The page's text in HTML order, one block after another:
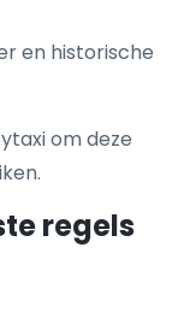
en historische
om deze
regels